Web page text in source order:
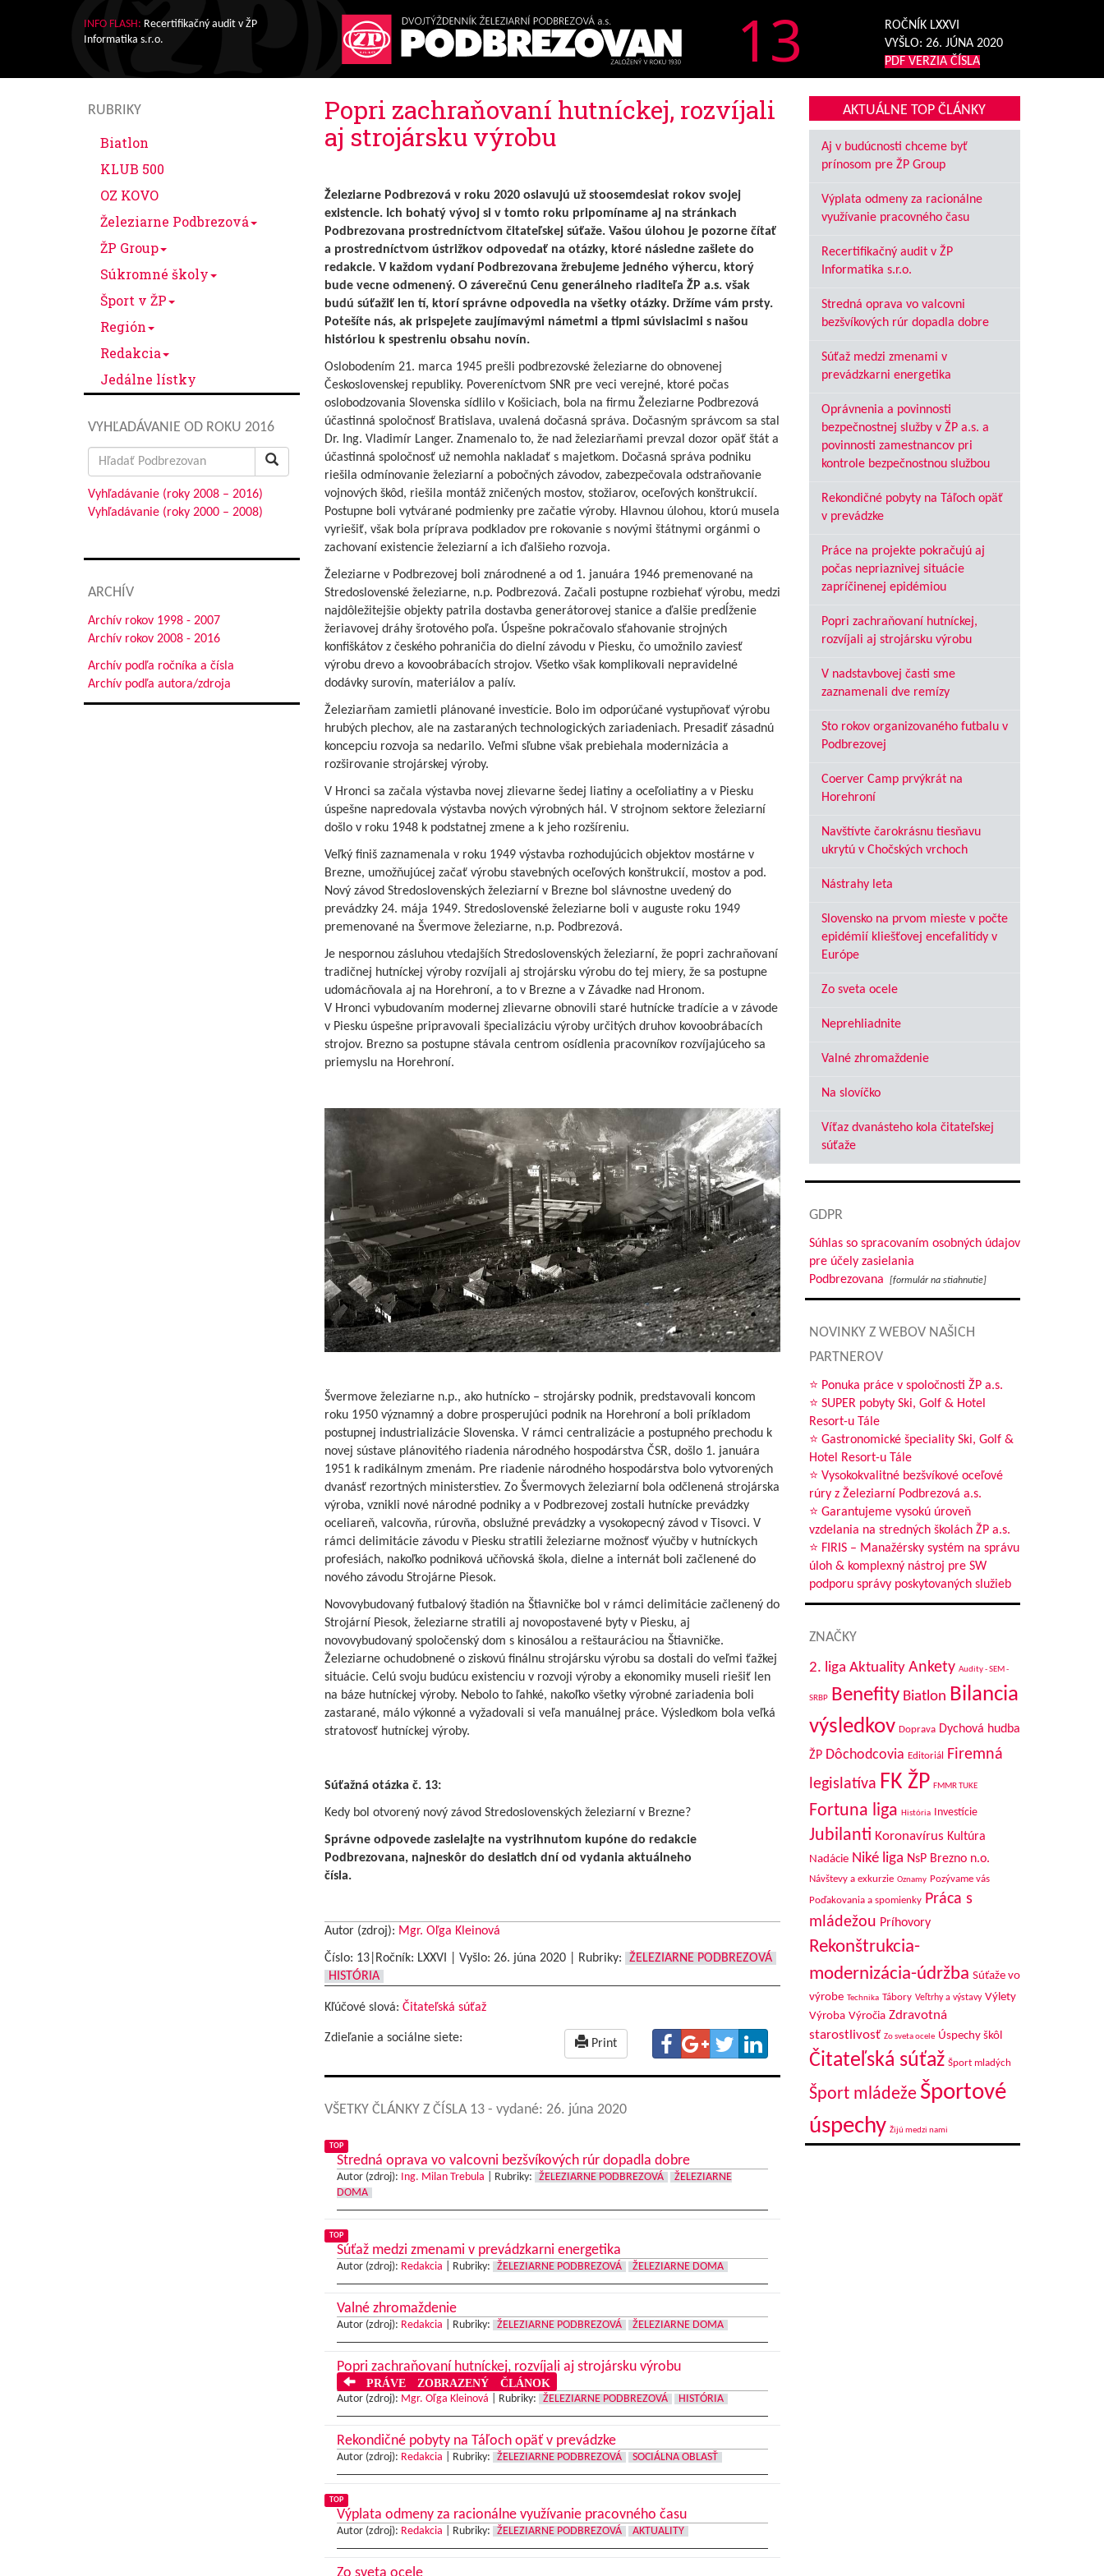
INFO FLASH: Recertifikačný audit v ŽP
Informatika s.r.o.
13
ROČNÍK LXXVI
VYŠLO: 26. JÚNA 2020
PDF VERZIA ČÍSLA
RUBRIKY
Biatlon
KLUB 500
OZ KOVO
Železiarne Podbrezová
ŽP Group
Súkromné školy
Šport v ŽP
Región
Redakcia
Jedálne lístky
VYHĽADÁVANIE OD ROKU 2016
Search
for:
Vyhľadávanie (roky 2008 – 2016)
Vyhľadávanie (roky 2000 – 2008)
ARCHÍV
Archív rokov 1998 - 2007
Archív rokov 2008 - 2016
Archív podľa ročníka a čísla
Archív podľa autora/zdroja
Popri zachraňovaní hutníckej, rozvíjali
aj strojársku výrobu
Železiarne Podbrezová v roku 2020 oslavujú už stoosemdesiat rokov svojej
existencie. Ich bohatý vývoj si v tomto roku pripomíname aj na stránkach
Podbrezovana prostredníctvom čitateľskej súťaže. Vašou úlohou je pozorne čítať
a prostredníctvom ústrižkov odpovedať na otázky, ktoré následne zašlete do
redakcie. V každom vydaní Podbrezovana žrebujeme jedného výhercu, ktorý
bude vecne odmenený. O záverečnú Cenu generálneho riaditeľa ŽP a.s. však
budú súťažiť len tí, ktorí správne odpovedia na všetky otázky. Držíme vám prsty.
Potešíte nás, ak prispejete zaujímavými námetmi a tipmi súvisiacimi s našou
históriou k spestreniu obsahu novín.
Oslobodením 21. marca 1945 prešli podbrezovské železiarne do obnovenej
Československej republiky. Povereníctvom SNR pre veci verejné, ktoré počas
oslobodzovania Slovenska sídlilo v Košiciach, bola na firmu Železiarne Podbrezová
účastinná spoločnosť Bratislava, uvalená dočasná správa. Dočasným správcom sa stal
Dr. Ing. Vladimír Langer. Znamenalo to, že nad železiarňami prevzal dozor opäť štát a
účastinná spoločnosť už nemohla nakladať s majetkom. Dočasná správa podniku
riešila odmínovanie železiarní a pobočných závodov, zabezpečovala odstraňovanie
vojnových škôd, riešila montáž zničených mostov, stožiarov, oceľových konštrukcií.
Postupne boli vytvárané podmienky pre začatie výroby. Hlavnou úlohou, ktorú musela
vyriešiť, však bola príprava podkladov pre rokovanie s novými štátnymi orgánmi o
zachovaní existencie železiarní a ich ďalšieho rozvoja.
Železiarne v Podbrezovej boli znárodnené a od 1. januára 1946 premenované na
Stredoslovenské železiarne, n.p. Podbrezová. Začali postupne rozbiehať výrobu, medzi
najdôležitejšie objekty patrila dostavba generátorovej stanice a ďalšie predĺženie
žeriavovej dráhy šrotového poľa. Úspešne pokračovalo sťahovanie strojných
konfiškátov z českého pohraničia do dielní závodu v Piesku, čo umožnilo zaviesť
výrobu drevo a kovoobrábacích strojov. Všetko však komplikovali nepravidelné
dodávky surovín, materiálov a palív.
Železiarňam zamietli plánované investície. Bolo im odporúčané vystupňovať výrobu
hrubých plechov, ale na zastaraných technologických zariadeniach. Presadiť zásadnú
koncepciu rozvoja sa nedarilo. Veľmi sľubne však prebiehala modernizácia a
rozširovanie strojárskej výroby.
V Hronci sa začala výstavba novej zlievarne šedej liatiny a oceľoliatiny a v Piesku
úspešne napredovala výstavba nových výrobných hál. V strojnom sektore železiarní
došlo v roku 1948 k podstatnej zmene a k jeho rozšíreniu.
Veľký finiš zaznamenala v roku 1949 výstavba rozhodujúcich objektov mostárne v
Brezne, umožňujúcej začať výrobu stavebných oceľových konštrukcií, mostov a pod.
Nový závod Stredoslovenských železiarní v Brezne bol slávnostne uvedený do
prevádzky 24. mája 1949. Stredoslovenské železiarne boli v auguste roku 1949
premenované na Švermove železiarne, n.p. Podbrezová.
Je nespornou zásluhou vtedajších Stredoslovenských železiarní, že popri zachraňovaní
tradičnej hutníckej výroby rozvíjali aj strojársku výrobu do tej miery, že sa postupne
udomácňovala aj na Horehroní, a to v Brezne a v Závadke nad Hronom.
V Hronci vybudovaním modernej zlievarne obnovili staré hutnícke tradície a v závode
v Piesku úspešne pripravovali špecializáciu výroby určitých druhov kovoobrábacích
strojov. Brezno sa postupne stávala centrom osídlenia pracovníkov rozvíjajúceho sa
priemyslu na Horehroní.
Švermove železiarne n.p., ako hutnícko – strojársky podnik, predstavovali koncom
roku 1950 významný a dobre prosperujúci podnik na Horehroní a boli príkladom
postupnej industrializácie Slovenska. V rámci centralizácie a postupného prechodu k
novej sústave plánovitého riadenia národného hospodárstva ČSR, došlo 1. januára
1951 k radikálnym zmenám. Pre riadenie národného hospodárstva bolo vytvorených
dvanásť rezortných ministerstiev. Zo Švermovych železiarní bola odčlenená strojárska
výroba, vznikli nové národné podniky a v Podbrezovej zostali hutnícke prevádzky
oceliareň, valcovňa, rúrovňa, obslužné prevádzky a vysokopecný závod v Tisovci. V
rámci delimitácie závodu v Piesku stratili železiarne možnosť výučby v hutníckych
profesiách, nakoľko podniková učňovská škola, dielne a internát boli začlenené do
nového závodu Strojárne Piesok.
Novovybudovaný futbalový štadión na Štiavničke bol v rámci delimitácie začlenený do
Strojární Piesok, železiarne stratili aj novopostavené byty v Piesku, aj
novovybudovaný spoločenský dom s kinosálou a reštauráciou na Štiavničke.
Železiarne ochudobnené o ziskovú finálnu strojársku výrobu sa dostali do veľmi ťažkej
situácie. Celú svoju budúcu existenciu v rozvoji výroby a ekonomiky museli riešiť len
na báze hutníckej výroby. Nebolo to ľahké, nakoľko všetky výrobné zariadenia boli
zastarané, málo výkonné a vyžadovali si veľa manuálnej práce. Výsledkom bola veľká
stratovosť hutníckej výroby.
Súťažná otázka č. 13:
Kedy bol otvorený nový závod Stredoslovenských železiarní v Brezne?
Správne odpovede zasielajte na vystrihnutom kupóne do redakcie
Podbrezovana, najneskôr do desiatich dní od vydania aktuálneho
čísla.
Autor (zdroj): Mgr. Oľga Kleinová
Číslo: 13|Ročník: LXXVI | Vyšlo: 26. júna 2020| Rubriky:
ŽELEZIARNE PODBREZOVÁ
HISTÓRIA
Kľúčové slová: Čitateľská súťaž
Zdieľanie a sociálne siete: Print
VŠETKY ČLÁNKY Z ČÍSLA 13 - vydané: 26. júna 2020
TOP
Stredná oprava vo valcovni bezšvíkových rúr dopadla dobre
Autor (zdroj): Ing. Milan Trebula Rubriky: ŽELEZIARNE PODBREZOVÁ
ŽELEZIARNE
DOMA
TOP
Súťaž medzi zmenami v prevádzkarni energetika
Autor (zdroj): Redakcia Rubriky: ŽELEZIARNE PODBREZOVÁ ŽELEZIARNE DOMA
Valné zhromaždenie
Autor (zdroj): Redakcia Rubriky: ŽELEZIARNE PODBREZOVÁ ŽELEZIARNE DOMA
Popri zachraňovaní hutníckej, rozvíjali aj strojársku výrobu
PRÁVE ZOBRAZENÝ ČLÁNOK
Autor (zdroj): Mgr. Oľga Kleinová Rubriky: ŽELEZIARNE PODBREZOVÁ HISTÓRIA
Rekondičné pobyty na Táľoch opäť v prevádzke
Autor (zdroj): Redakcia Rubriky: ŽELEZIARNE PODBREZOVÁ SOCIÁLNA OBLASŤ
TOP
Výplata odmeny za racionálne využívanie pracovného času
Autor (zdroj): Redakcia Rubriky: ŽELEZIARNE PODBREZOVÁ AKTUALITY
Zo sveta ocele
AKTUÁLNE TOP ČLÁNKY
Aj v budúcnosti chceme byť
prínosom pre ŽP Group
Výplata odmeny za racionálne
využívanie pracovného času
Recertifikačný audit v ŽP
Informatika s.r.o.
Stredná oprava vo valcovni
bezšvíkových rúr dopadla dobre
Súťaž medzi zmenami v
prevádzkarni energetika
Oprávnenia a povinnosti
bezpečnostnej služby v ŽP a.s. a
povinnosti zamestnancov pri
kontrole bezpečnostnou službou
Rekondičné pobyty na Táľoch opäť
v prevádzke
Práce na projekte pokračujú aj
počas nepriaznivej situácie
zapríčinenej epidémiou
Popri zachraňovaní hutníckej,
rozvíjali aj strojársku výrobu
V nadstavbovej časti sme
zaznamenali dve remízy
Sto rokov organizovaného futbalu v
Podbrezovej
Coerver Camp prvýkrát na
Horehroní
Navštívte čarokrásnu tiesňavu
ukrytú v Chočských vrchoch
Nástrahy leta
Slovensko na prvom mieste v počte
epidémií kliešťovej encefalitídy v
Európe
Zo sveta ocele
Neprehliadnite
Valné zhromaždenie
Na slovíčko
Víťaz dvanásteho kola čitateľskej
súťaže
GDPR
Súhlas so spracovaním osobných údajov
pre účely zasielania
Podbrezovana
[formulár na stiahnutie]
NOVINKY Z WEBOV NAŠICH
PARTNEROV
⭐ Ponuka práce v spoločnosti ŽP a.s.
⭐ SUPER pobyty Ski, Golf & Hotel
Resort-u Tále
⭐ Gastronomické špeciality Ski, Golf &
Hotel Resort-u Tále
⭐ Vysokokvalitné bezšvíkové oceľové
rúry z Železiarní Podbrezová a.s.
⭐ Garantujeme vysokú úroveň
vzdelania na stredných školách ŽP a.s.
⭐ FIRIS – Manažérsky systém na správu
úloh & komplexný nástroj pre SW
podporu správy poskytovaných služieb
ZNAČKY
2. liga Aktuality Ankety Audity - SEM -
SRBP Benefity Biatlon Bilancia
výsledkov Doprava Dychová hudba
ŽP Dôchodcovia Editoriál
Firemná
legislatíva FK ŽP FMMR TUKE
Fortuna liga História Investície
Jubilanti Koronavírus Kultúra
Nadácie Niké liga NsP Brezno n.o.
Návštevy a exkurzie Oznamy Pozývame vás
Poďakovania a spomienky Práca s
mládežou Príhovory
Rekonštrukcia-
modernizácia-údržba Súťaže vo
výrobe Technika Tábory Veľtrhy a výstavy Výlety
Výroba Výročia Zdravotná
starostlivosť Zo sveta ocele Úspechy škôl
Čitateľská súťaž Šport mladých
Šport mládeže Športové
úspechy Žijú medzi nami